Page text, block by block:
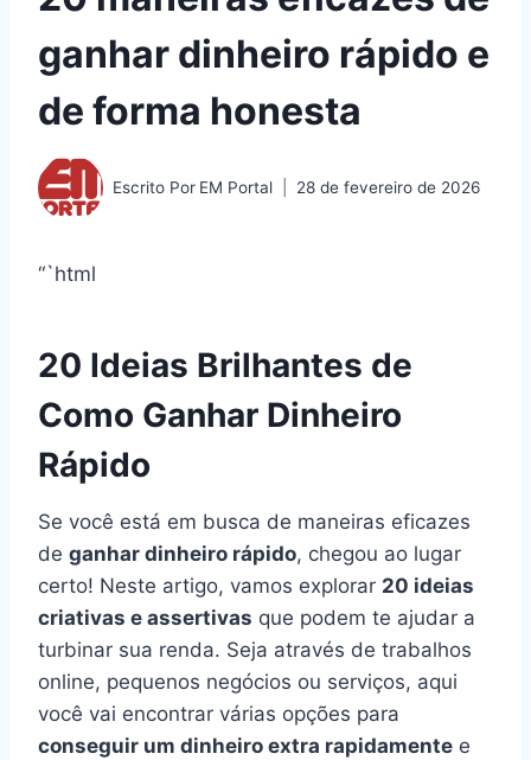
ganhar dinheiro rápido e
de forma honesta
Escrito Por EM Portal 28 de fevereiro de 2026
“`html
20 Ideias Brilhantes de
Como Ganhar Dinheiro
Rápido
Se você está em busca de maneiras eficazes
de ganhar dinheiro rápido, chegou ao lugar
certo! Neste artigo, vamos explorar 20 ideias
criativas e assertivas que podem te ajudar a
turbinar sua renda. Seja através de trabalhos
online, pequenos negócios ou serviços, aqui
você vai encontrar várias opções para
conseguir um dinheiro extra rapidamente e